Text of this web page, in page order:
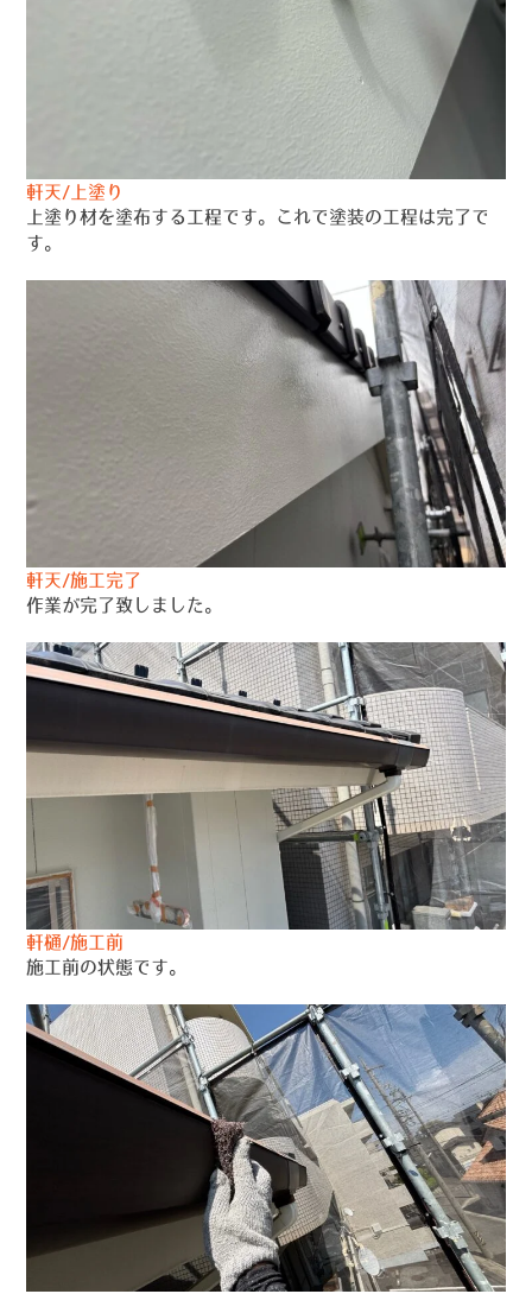
軒天/上塗り
上塗り材を塗布する工程です。これで塗装の工程は完了で
す。
軒天/施工完了
作業が完了致しました。
軒樋/施工前
施工前の状態です。